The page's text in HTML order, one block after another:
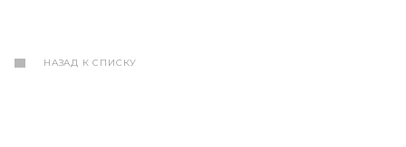
НАЗАД К СПИСКУ